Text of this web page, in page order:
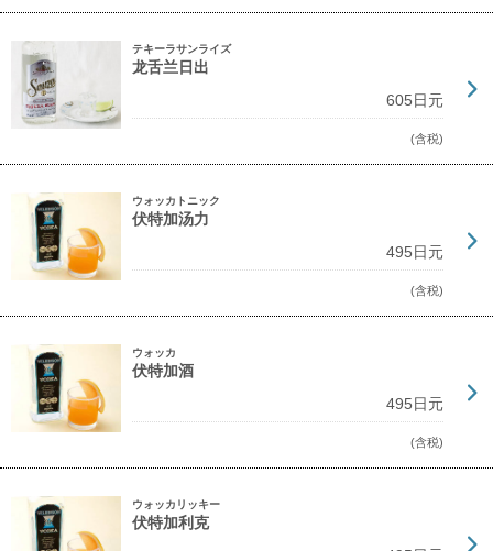
テキーラサンライズ
龙舌兰日出
605日元
(含税)
ウォッカトニック
伏特加汤力
495日元
(含税)
ウォッカ
伏特加酒
495日元
(含税)
ウォッカリッキー
伏特加利克